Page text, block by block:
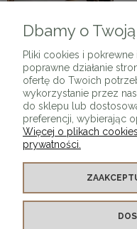
Lustro okrągłe GIE
Dbamy o
Pliki cookies i
poprawne działanie
ofertę do Twoich
wykorzystanie przez
do sklepu lub
preferencji, wybierając
Więcej o plikach
prywatności.